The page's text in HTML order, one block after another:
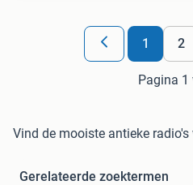
1 2
Pagina 1
Vind de mooiste antieke
Gerelateerde zoektermen